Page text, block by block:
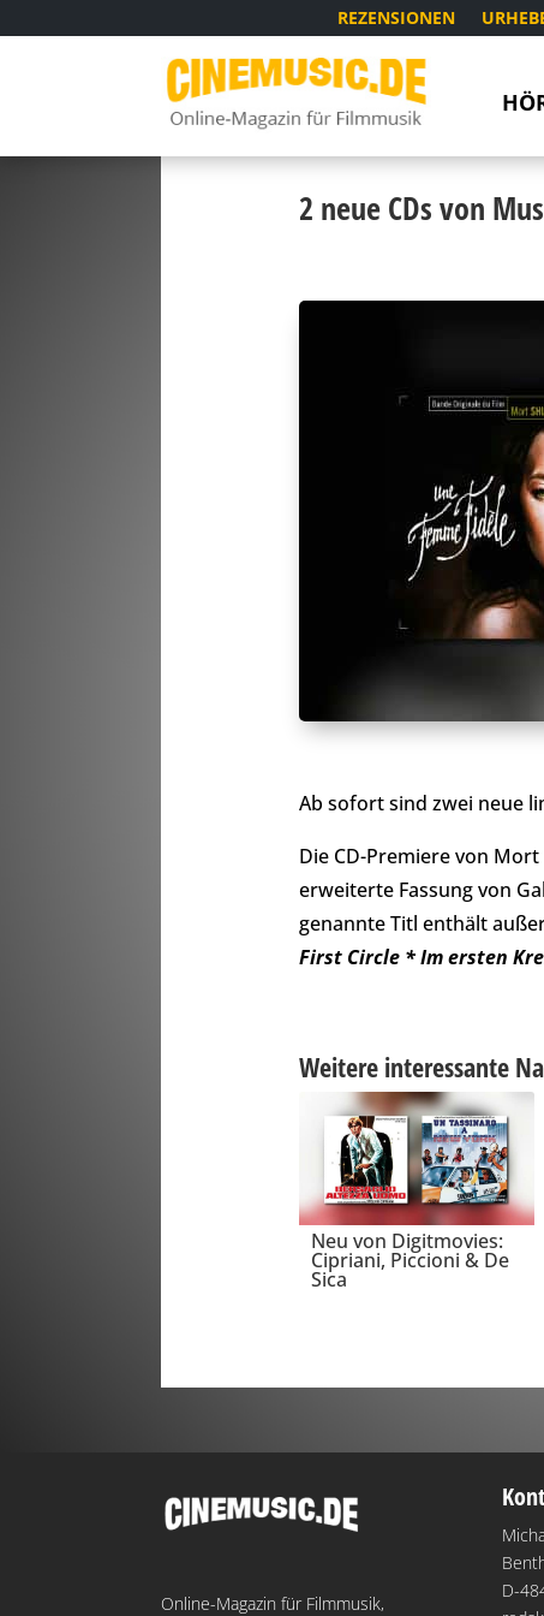
REZENSIONEN
2 neue CDs von
Ab sofort sind zwei neue
Die CD-Premiere von
erweiterte Fassung von
genannte Titl enthält
First Circle * Im ersten
Weitere interessante
Neu von Digitmovies:
Cipriani, Piccioni & De
Sica
Online-Magazin für Filmmusik,
D-